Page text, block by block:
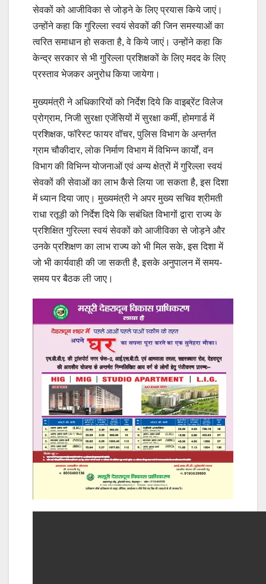
सेवकों को आजीविका से जोड़ने के लिए प्रयास किये जाएं।
उन्होंने कहा कि गुरिल्ला स्वयं सेवकों की जिन समस्याओं का
त्वरित समाधान हो सकता है, वे किये जाएं। उन्होंने कहा कि
केन्द्र सरकार से भी गुरिल्ला प्रशिक्षकों के लिए मदद के लिए
प्रस्ताव भेजकर अनुरोध किया जायेगा।
मुख्यमंत्री ने अधिकारियों को निर्देश दिये कि वाइब्रेंट विलेज
प्रोग्राम, निजी सुरक्षा एजेंसियों में सुरक्षा कर्मी, होमगार्ड में
प्रशिक्षक, फॉरेस्ट फायर वॉचर, पुलिस विभाग के अन्तर्गत
ग्राम चौकीदार, लोक निर्माण विभाग में विभिन्न कार्यों, वन
विभाग की विभिन्न योजनाओं एवं अन्य क्षेत्रों में गुरिल्ला स्वयं
सेवकों की सेवाओं का लाभ कैसे लिया जा सकता है, इस दिशा
में ध्यान दिया जाए। मुख्यमंत्री ने अपर मुख्य सचिव श्रीमती
राधा रतूड़ी को निर्देश दिये कि सबंधित विभागों द्वारा राज्य के
प्रशिक्षित गुरिल्ला स्वयं सेवकों को आजीविका से जोड़ने और
उनके प्रशिक्षण का लाभ राज्य को भी मिल सके, इस दिशा में
जो भी कार्यवाही की जा सकती है, इसके अनुपालन में समय-
समय पर बैठक ली जाए।